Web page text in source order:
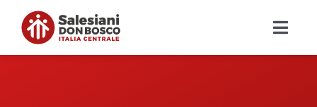
contenuto